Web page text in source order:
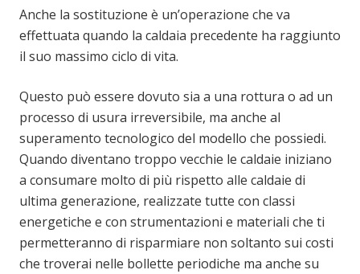
Anche la sostituzione è un’operazione che va
effettuata quando la caldaia precedente ha raggiunto
il suo massimo ciclo di vita.
Questo può essere dovuto sia a una rottura o ad un
processo di usura irreversibile, ma anche al
superamento tecnologico del modello che possiedi.
Quando diventano troppo vecchie le caldaie iniziano
a consumare molto di più rispetto alle caldaie di
ultima generazione, realizzate tutte con classi
energetiche e con strumentazioni e materiali che ti
permetteranno di risparmiare non soltanto sui costi
che troverai nelle bollette periodiche ma anche su